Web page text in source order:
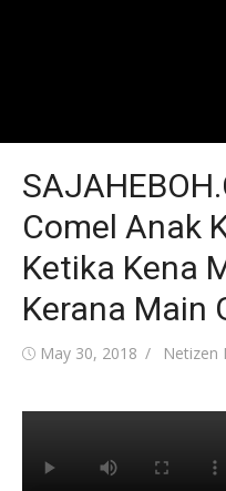
Comel Anak
Ketika Kena
Kerana Main
Posted
May 30, 2018 Author
Netizen